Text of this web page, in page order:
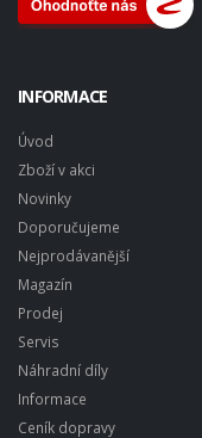
INFORMACE
Úvod
Zboží v akci
Novinky
Doporučujeme
Nejprodávanější
Magazín
Prodej
Servis
Náhradní díly
Informace
Ceník dopravy